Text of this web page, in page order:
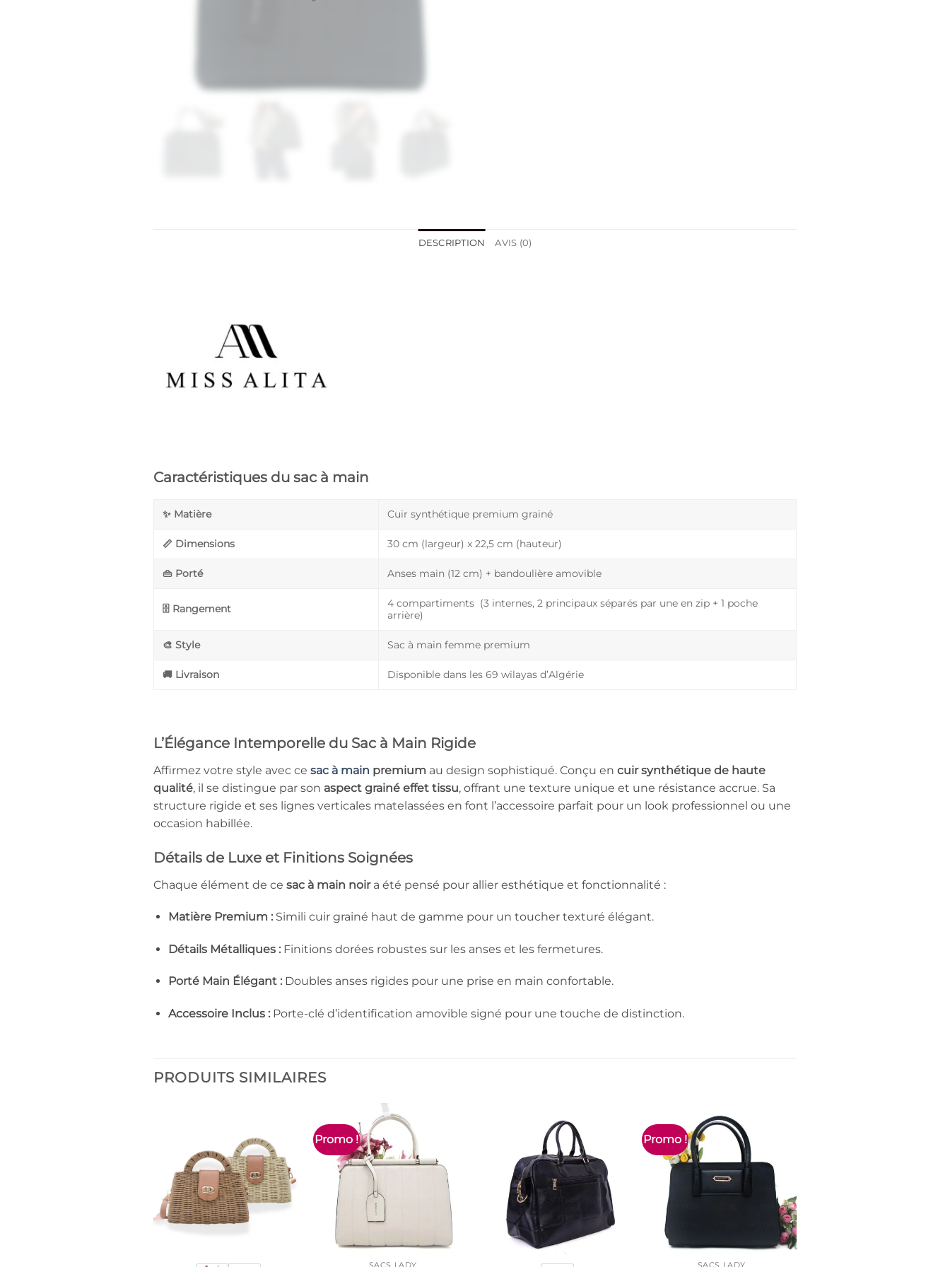
DESCRIPTION AVIS (0)
Caractéristiques du sac à main
✨ Matière Cuir synthétique premium grainé
📏 Dimensions 30 cm (largeur) x 22,5 cm (hauteur)
👜 Porté Anses main (12 cm) + bandoulière amovible
🗄️ Rangement
4 compartiments (3 internes, 2 principaux séparés par une en zip + 1 poche
arrière)
🎨 Style Sac à main femme premium
🚚 Livraison Disponible dans les 69 wilayas d’Algérie
L’Élégance Intemporelle du Sac à Main Rigide
Affirmez votre style avec ce sac à main premium au design sophistiqué. Conçu en cuir synthétique de haute
qualité, il se distingue par son aspect grainé effet tissu, offrant une texture unique et une résistance accrue. Sa
structure rigide et ses lignes verticales matelassées en font l’accessoire parfait pour un look professionnel ou une
occasion habillée.
Détails de Luxe et Finitions Soignées
Chaque élément de ce sac à main noira été pensé pour allier esthétique et fonctionnalité :
Matière Premium :Simili cuir grainé haut de gamme pour un toucher texturé élégant.
Détails Métalliques :Finitions dorées robustes sur les anses et les fermetures.
Porté Main Élégant :Doubles anses rigides pour une prise en main confortable.
Accessoire Inclus :Porte-clé d’identification amovible signé pour une touche de distinction.
PRODUITS SIMILAIRES
Promo ! Promo !